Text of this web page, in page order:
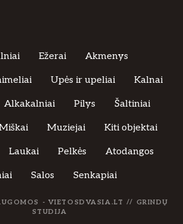
Ežerai Akmenys
Upės ir upeliai Kalnai
Alkakalniai Pilys Šaltiniai
Muziejai Kiti objektai
Laukai Pelkės Atodangos
Salos Senkapiai
- VIETOSDVASIA.LT // GRINDŲ
STUDIJA